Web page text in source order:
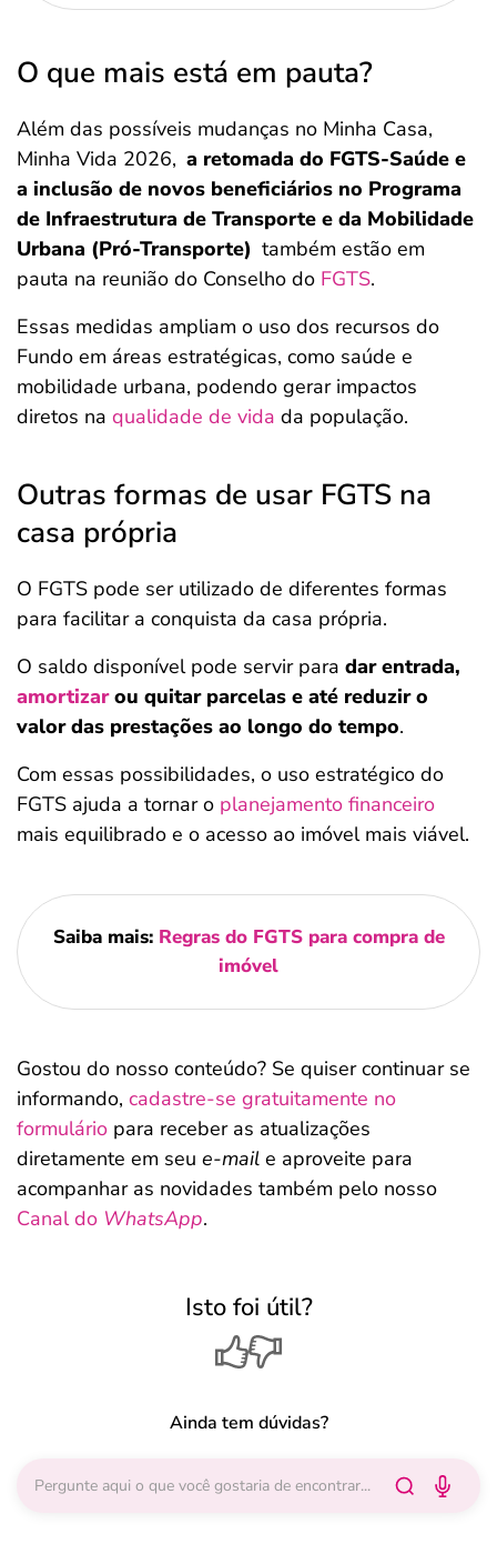
O que mais está em pauta?
Além das possíveis mudanças no Minha Casa,
Minha Vida 2026, a retomada do FGTS-Saúde e
a inclusão de novos beneficiários no Programa
de Infraestrutura de Transporte e da Mobilidade
Urbana (Pró-Transporte) também estão em
pauta na reunião do Conselho do FGTS.
Essas medidas ampliam o uso dos recursos do
Fundo em áreas estratégicas, como saúde e
mobilidade urbana, podendo gerar impactos
diretos na qualidade de vida da população.
Outras formas de usar FGTS na
casa própria
O FGTS pode ser utilizado de diferentes formas
para facilitar a conquista da casa própria.
O saldo disponível pode servir para dar entrada,
amortizarou quitar parcelas e até reduzir o
valor das prestações ao longo do tempo.
Com essas possibilidades, o uso estratégico do
FGTS ajuda a tornar o planejamento financeiro
mais equilibrado e o acesso ao imóvel mais viável.
Saiba mais: Regras do FGTS para compra de
imóvel
Gostou do nosso conteúdo? Se quiser continuar se
informando, cadastre-se gratuitamente no
formulário para receber as atualizações
diretamente em seu e-mail e aproveite para
acompanhar as novidades também pelo nosso
Canal do WhatsApp.
Isto foi útil?
Ainda tem dúvidas?